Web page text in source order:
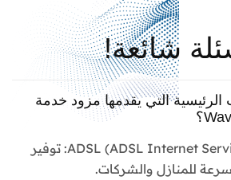
شائعة!
التي يقدمها مزود خدمة
خدمات الإنترنت ADSL (ADSL Internet Services): توفير
للمنازل والشركات.